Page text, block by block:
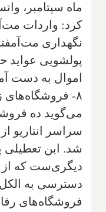
ماه سپتامبر،
کرد: واردات
نگهداری
پولشویی عواید
اموال به دست
۸- فروشگاه‌های
می‌گوید ده
شد. این تعطیلی
دیگری‌ست که از
دسترسی به الکل
فروشگاه‌های